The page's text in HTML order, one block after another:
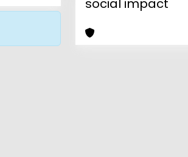
social impact